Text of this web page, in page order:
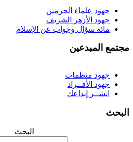
جهود علماء الحرمين
جهود الأزهر الشريف
مائة سؤال وجواب عن الإسلام
المبدعين
جهود منظمات
جهود الأفــراد
انشــر إبداعك
البحث